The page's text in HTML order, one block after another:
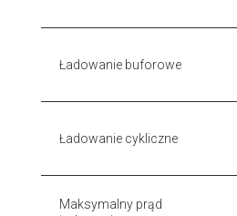
Ładowanie buforowe
Ładowanie cykliczne
Maksymalny prąd